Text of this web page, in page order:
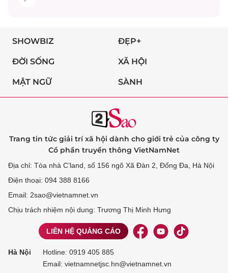
SHOWBIZ ĐẸP+
ĐỜI SỐNG XÃ HỘI
MẬT NGỮ SÀNH
Trang tin tức giải trí xã hội dành cho giới trẻ của công ty
Cổ phần truyền thông VietNamNet
Địa chỉ: Tòa nhà C’land, số 156 ngõ Xã Đàn 2, Đống Đa, Hà Nội
Điện thoại: 094 388 8166
Email: 2sao@vietnamnet.vn
Chịu trách nhiệm nội dung: Trương Thị Minh Hưng
LIÊN HỆ QUẢNG CÁO
Hà Nội Hotline: 0919 405 885
Email: vietnamnetjsc.hn@vietnamnet.vn